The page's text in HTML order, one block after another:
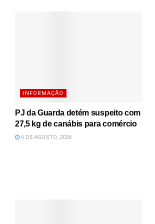
INFORMAÇÃO
PJ da Guarda detém suspeito com
27,5 kg de canábis para comércio
6 DE AGOSTO, 2026